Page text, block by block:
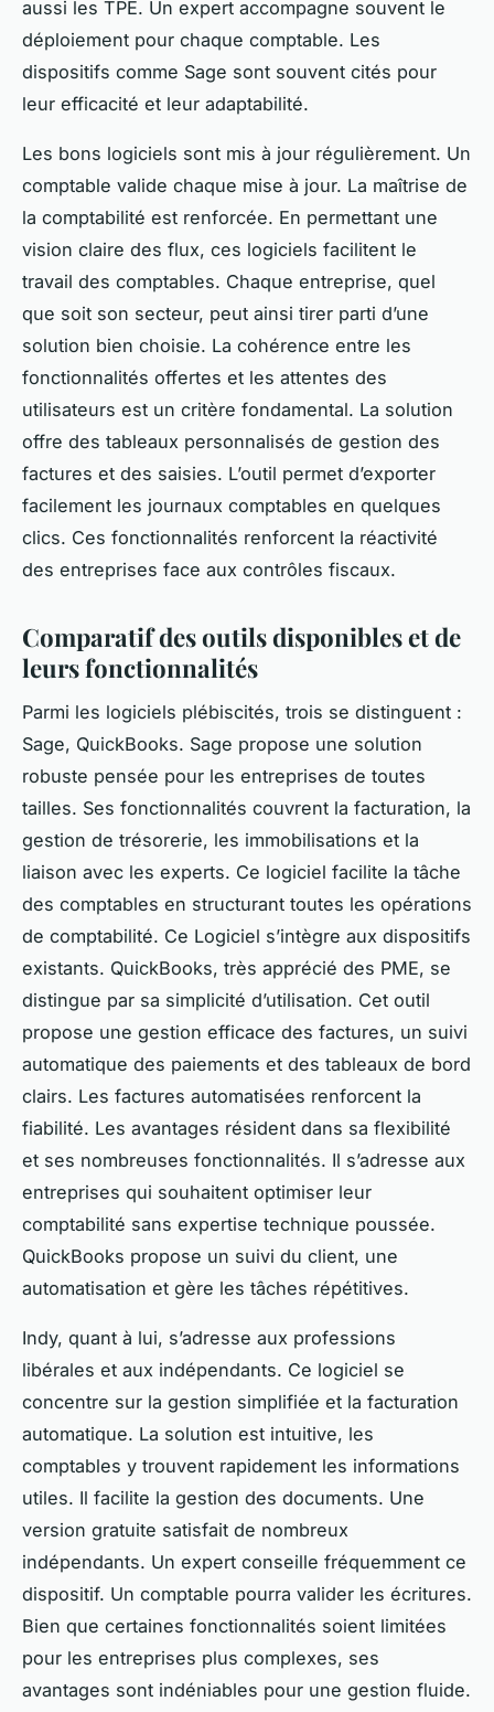
aussi les TPE. Un expert accompagne souvent le
déploiement pour chaque comptable. Les
dispositifs comme Sage sont souvent cités pour
leur efficacité et leur adaptabilité.
Les bons logiciels sont mis à jour régulièrement. Un
comptable valide chaque mise à jour. La maîtrise de
la comptabilité est renforcée. En permettant une
vision claire des flux, ces logiciels facilitent le
travail des comptables. Chaque entreprise, quel
que soit son secteur, peut ainsi tirer parti d’une
solution bien choisie. La cohérence entre les
fonctionnalités offertes et les attentes des
utilisateurs est un critère fondamental. La solution
offre des tableaux personnalisés de gestion des
factures et des saisies. L’outil permet d’exporter
facilement les journaux comptables en quelques
clics. Ces fonctionnalités renforcent la réactivité
des entreprises face aux contrôles fiscaux.
Comparatif des outils disponibles et de
leurs fonctionnalités
Parmi les logiciels plébiscités, trois se distinguent :
Sage, QuickBooks. Sage propose une solution
robuste pensée pour les entreprises de toutes
tailles. Ses fonctionnalités couvrent la facturation, la
gestion de trésorerie, les immobilisations et la
liaison avec les experts. Ce logiciel facilite la tâche
des comptables en structurant toutes les opérations
de comptabilité. Ce Logiciel s’intègre aux dispositifs
existants. QuickBooks, très apprécié des PME, se
distingue par sa simplicité d’utilisation. Cet outil
propose une gestion efficace des factures, un suivi
automatique des paiements et des tableaux de bord
clairs. Les factures automatisées renforcent la
fiabilité. Les avantages résident dans sa flexibilité
et ses nombreuses fonctionnalités. Il s’adresse aux
entreprises qui souhaitent optimiser leur
comptabilité sans expertise technique poussée.
QuickBooks propose un suivi du client, une
automatisation et gère les tâches répétitives.
Indy, quant à lui, s’adresse aux professions
libérales et aux indépendants. Ce logiciel se
concentre sur la gestion simplifiée et la facturation
automatique. La solution est intuitive, les
comptables y trouvent rapidement les informations
utiles. Il facilite la gestion des documents. Une
version gratuite satisfait de nombreux
indépendants. Un expert conseille fréquemment ce
dispositif. Un comptable pourra valider les écritures.
Bien que certaines fonctionnalités soient limitées
pour les entreprises plus complexes, ses
avantages sont indéniables pour une gestion fluide.